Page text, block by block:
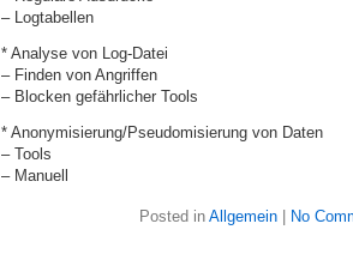
– Logtabellen
* Analyse von Log-Datei
– Finden von Angriffen
– Blocken gefährlicher Tools
* Anonymisierung/Pseudomisierung von Daten
– Tools
– Manuell
Posted in Allgemein No